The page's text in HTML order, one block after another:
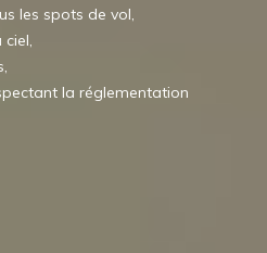
les spots de vol,
la réglementation